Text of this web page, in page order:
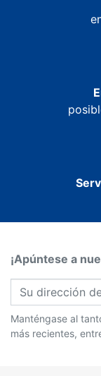
¡Apúntese a
Manténgase al
más recientes,